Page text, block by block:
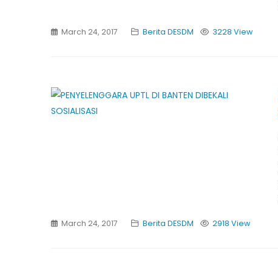
March 24, 2017 Berita DESDM 3228 View
March 24, 2017 Berita DESDM 2918 View